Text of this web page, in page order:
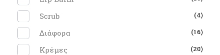
Scrub (4)
Διάφορα (16)
Κρέμες (20)